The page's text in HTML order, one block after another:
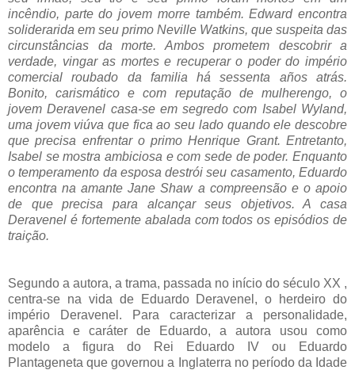
incêndio, parte do jovem morre também. Edward encontra
soliderarida em seu primo Neville Watkins, que suspeita das
circunstâncias da morte. Ambos prometem descobrir a
verdade, vingar as mortes e recuperar o poder do império
comercial roubado da familia há sessenta años atrás.
Bonito, carismático e com reputação de mulherengo, o
jovem Deravenel casa-se em segredo com Isabel Wyland,
uma jovem viúva que fica ao seu lado quando ele descobre
que precisa enfrentar o primo Henrique Grant. Entretanto,
Isabel se mostra ambiciosa e com sede de poder. Enquanto
o temperamento da esposa destrói seu casamento, Eduardo
encontra na amante Jane Shaw a compreensão e o apoio
de que precisa para alcançar seus objetivos. A casa
Deravenel é fortemente abalada com todos os episódios de
traição.
Segundo a autora, a trama, passada no início do século XX ,
centra-se na vida de Eduardo Deravenel, o herdeiro do
império Deravenel. Para caracterizar a personalidade,
aparência e caráter de Eduardo, a autora usou como
modelo a figura do Rei Eduardo IV ou Eduardo
Plantageneta que governou a Inglaterra no período da Idade